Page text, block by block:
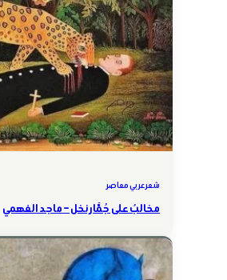
شعر عربي معاصر
مخالبٌ على جُمَّار نخل – ماجد الفهمي